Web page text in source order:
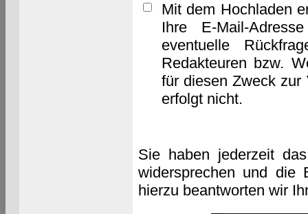
Mit dem Hochladen
Ihre E-Mail-
eventuelle
Redakteuren bzw.
für diesen Zweck zur
erfolgt nicht.
Sie haben jederzeit
widersprechen und die
hierzu beantworten wir